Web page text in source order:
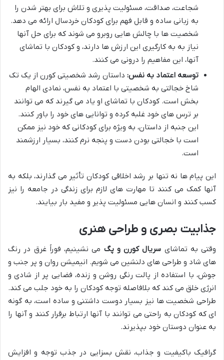
شجاعت، صداقت، مسئولیت پذیری و تلاش برای بهتر شدن را
به زبانی ساده و قابل فهم برای کودکان خردسال ارائه می دهد.
شخصیت ها با چالش هایی روبرو می شوند که برای حل آنها
نیاز به به کارگیری این ارزش ها دارند، و کودکان با تماشای
آنها، این مفاهیم را درونی می کنند.
توسعه اعتماد به نفس: داستان رشد شخصیتی کورن از یک تک
شاخ خجالتی به شخصیتی با اعتماد به نفس، نمادی الهام
بخش است. کودکان با تماشای او یاد می گیرند که می توانند
بر ترس های خود غلبه کرده و توانایی های خود را باور کنند.
این جنبه از داستان، به ویژه برای کودکانی که خود نیز ممکن
است با خجالتی بودن دست و پنجه نرم کنند، بسیار ارزشمند
است.
این پیام ها نه تنها بر رشد اخلاقی کودکان تأثیر می گذارند، بلکه به
آنها کمک می کنند تا مهارت های لازم برای زندگی در جامعه را نیز
کسب کنند و انسان هایی مسئولیت پذیر و مفید بار بیایند.
جذابیت بصری و طراحی هنری
وقتی به تماشای سریال کورن و پگ می نشینیم، فوراً غرق در رنگ
های شاد و طراحی های دلنشین می شویم. انیمیشن روان و پر جنب و
جوش، با استفاده از پالت رنگی روشن و زنده، فضایی پر از شادی و
انرژی خلق می کند که بلافاصله توجه کودکان را به خود جلب می کند.
طراحی شخصیت ها نیز بسیار دوست داشتنی و ساده است، به گونه
ای که کودکان به راحتی می توانند با آنها ارتباط برقرار کنند و آنها را
به عنوان دوستان خود بپذیرند.
گرافیک باکیفیت و جذاب، نقش بسزایی در جذب توجه و افزایش